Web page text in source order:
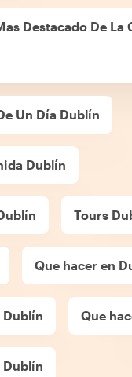
Destacado De La
Un Día Dublín
Dublín
Tours
Que hacer en
Dublín Que
Dublín